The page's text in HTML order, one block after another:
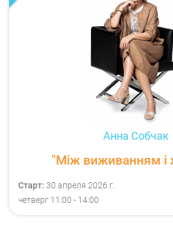
Публикации
Терапевты
UAENRU
Анна Собчак
"Між виживанням і
Старт: 30 апреля 2026 г.
четверг 11:00 - 14:00